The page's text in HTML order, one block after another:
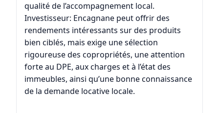
qualité de l’accompagnement local.
Investisseur: Encagnane peut offrir des
rendements intéressants sur des produits
bien ciblés, mais exige une sélection
rigoureuse des copropriétés, une attention
forte au DPE, aux charges et à l’état des
immeubles, ainsi qu’une bonne connaissance
de la demande locative locale.